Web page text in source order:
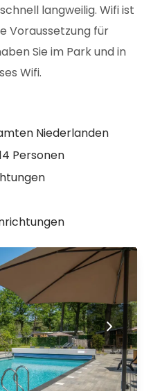
langweilig. Wifi ist
Voraussetzung für
Sie im Park und in
Wifi.
Niederlanden
Personen